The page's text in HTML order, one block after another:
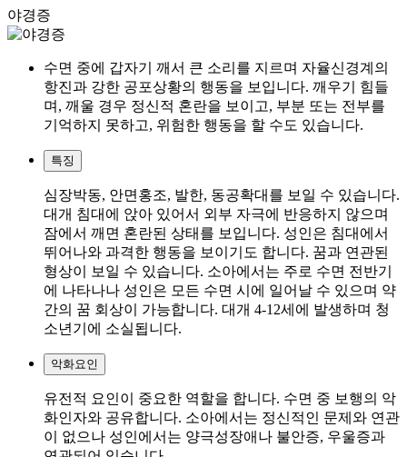
야경증
수면 중에 갑자기 깨서 큰 소리를 지르며 자율신경계의
항진과 강한 공포상황의 행동을 보입니다. 깨우기 힘들
며, 깨울 경우 정신적 혼란을 보이고, 부분 또는 전부를
기억하지 못하고, 위험한 행동을 할 수도 있습니다.
특징
심장박동, 안면홍조, 발한, 동공확대를 보일 수 있습니다.
대개 침대에 앉아 있어서 외부 자극에 반응하지 않으며
잠에서 깨면 혼란된 상태를 보입니다. 성인은 침대에서
뛰어나와 과격한 행동을 보이기도 합니다. 꿈과 연관된
형상이 보일 수 있습니다. 소아에서는 주로 수면 전반기
에 나타나나 성인은 모든 수면 시에 일어날 수 있으며 약
간의 꿈 회상이 가능합니다. 대개 4-12세에 발생하며 청
소년기에 소실됩니다.
악화요인
유전적 요인이 중요한 역할을 합니다. 수면 중 보행의 악
화인자와 공유합니다. 소아에서는 정신적인 문제와 연관
이 없으나 성인에서는 양극성장애나 불안증, 우울증과